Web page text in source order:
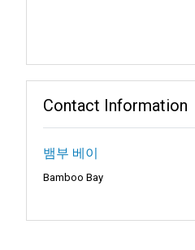
Contact Information
뱀부 베이
Bamboo Bay